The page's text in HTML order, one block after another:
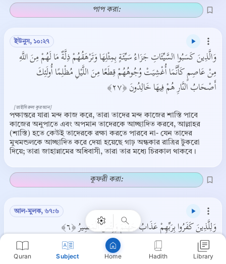
Quran Subject Home Hadith Library
পাপ করা:
ইউনুস, ১০:২৭
وَالَّذِينَ كَسَبُوا السَّيِّئَاتِ جَزَاءُ سَيِّئَةٍ بِمِثْلِهَا وَتَرْهَقُهُمْ ذِلَّةٌ مَا لَهُمْ مِنَ اللَّهِ
مِنْ عَاصِمٍ كَأَنَّمَا أُغْشِيَتْ وُجُوهُهُمْ قِطَعًا مِنَ اللَّيْلِ مُظْلِمًا أُولَئِكَ
أَصْحَابُ النَّارِ هُمْ فِيهَا خَالِدُونَ ﴿٢٧﴾
পক্ষান্তরে যারা মন্দ কাজ করে, তারা তাদের মন্দ কাজের শাস্তি পাবে
কাজের অনুপাতে এবং অপমান তাদেরকে আচ্ছাদিত করবে, আল্লাহর
(শাস্তি) হতে কেউই তাদেরকে রক্ষা করতে পারবে না- যেন তাদের
মুখমন্ডলকে আচ্ছাদিত করে দেয়া হয়েছে গাঢ় অন্ধকার রাত্রির টুকরো
দিয়ে; তারা জাহান্নামের অধিবাসী, তারা তার মধ্যে চিরকাল থাকবে।
[তাইসিরুল কুরআন]
কুফরী করা:
আল-মুলক, ৬৭:৬
وَلِلَّذِينَ كَفَرُوا بِرَبِّهِمْ عَذَابُ جَهَنَّمَ وَبِئْسَ الْمَصِيرُ ﴿٦﴾
যারা তাদের প্রতিপালককে অস্বীকার করে তাদের জন্য আছে জাহান্নামের
Copy